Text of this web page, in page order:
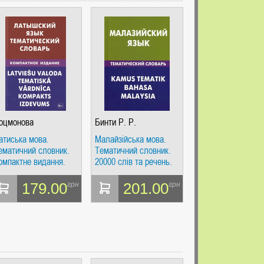
мова.
словник.
видання.
Жива
179.00грн
Бинти Р. Р.
Малайзійська мова.
Тематичний словник.
20000 слів та речень.
Жива мова
201.00грн